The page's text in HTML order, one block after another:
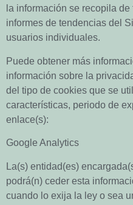
la información se recopila
informes de tendencias del
usuarios individuales.
Puede obtener más
información sobre la
del tipo de cookies que se
características, periodo de
enlace(s):
Google Analytics
La(s) entidad(es)
podrá(n) ceder esta
cuando lo exija la ley o sea